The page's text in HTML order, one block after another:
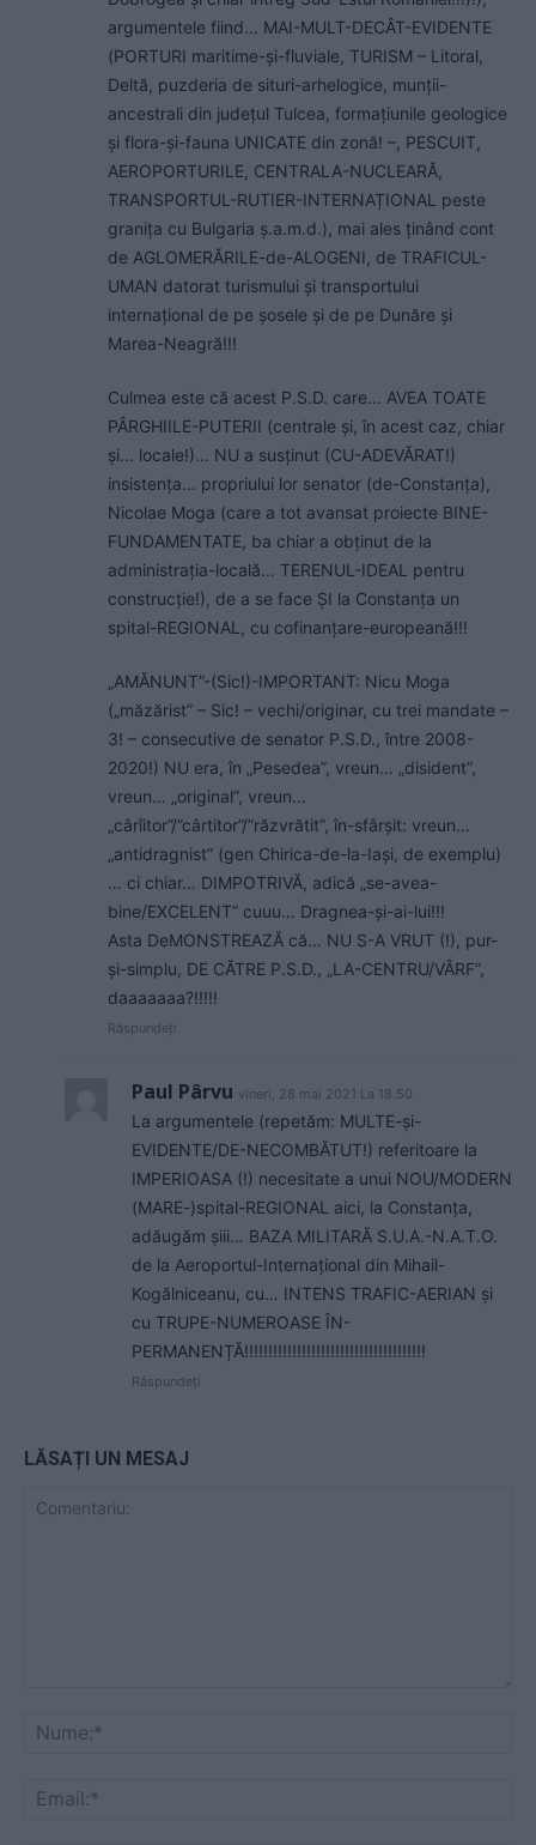
argumentele fiind… MAI-MULT-DECÂT-EVIDENTE
(PORTURI maritime-și-fluviale, TURISM – Litoral,
Deltă, puzderia de situri-arhelogice, munții-
ancestrali din județul Tulcea, formațiunile geologice
și flora-și-fauna UNICATE din zonă! –, PESCUIT,
AEROPORTURILE, CENTRALA-NUCLEARĂ,
TRANSPORTUL-RUTIER-INTERNAȚIONAL peste
granița cu Bulgaria ș.a.m.d.), mai ales ținând cont
de AGLOMERĂRILE-de-ALOGENI, de TRAFICUL-
UMAN datorat turismului și transportului
internațional de pe șosele și de pe Dunăre și
Marea-Neagră!!!
Culmea este că acest P.S.D. care… AVEA TOATE
PÂRGHIILE-PUTERII (centrale și, în acest caz, chiar
și… locale!)… NU a susținut (CU-ADEVĂRAT!)
insistența… propriului lor senator (de-Constanța),
Nicolae Moga (care a tot avansat proiecte BINE-
FUNDAMENTATE, ba chiar a obținut de la
administrația-locală… TERENUL-IDEAL pentru
construcție!), de a se face ȘI la Constanța un
spital-REGIONAL, cu cofinanțare-europeană!!!
„AMĂNUNT”-(Sic!)-IMPORTANT: Nicu Moga
(„măzărist” – Sic! – vechi/originar, cu trei mandate –
3! – consecutive de senator P.S.D., între 2008-
2020!) NU era, în „Pesedea”, vreun… „disident”,
vreun… „original”, vreun…
„cârîitor”/”cârtitor”/”răzvrătit”, în-sfârșit: vreun…
„antidragnist” (gen Chirica-de-la-Iași, de exemplu)
… ci chiar… DIMPOTRIVĂ, adică „se-avea-
bine/EXCELENT” cuuu… Dragnea-și-ai-lui!!!
Asta DeMONSTREAZĂ că… NU S-A VRUT (!), pur-
și-simplu, DE CĂTRE P.S.D., „LA-CENTRU/VÂRF”,
daaaaaaa?!!!!!
Răspundeți
Paul Pârvu vineri, 28 mai 2021 La 18.50
La argumentele (repetăm: MULTE-și-
EVIDENTE/DE-NECOMBĂTUT!) referitoare la
IMPERIOASA (!) necesitate a unui NOU/MODERN
(MARE-)spital-REGIONAL aici, la Constanța,
adăugăm șiii… BAZA MILITARĂ S.U.A.-N.A.T.O.
de la Aeroportul-Internațional din Mihail-
Kogălniceanu, cu… INTENS TRAFIC-AERIAN și
cu TRUPE-NUMEROASE ÎN-
PERMANENȚĂ!!!!!!!!!!!!!!!!!!!!!!!!!!!!!!!!!!!!!!
Răspundeți
LĂSAȚI UN MESAJ